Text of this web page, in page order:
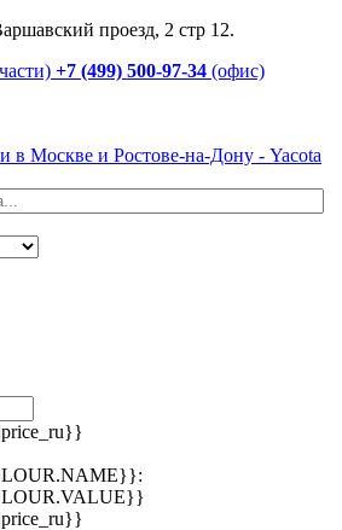
проезд, 2 стр 12.
+7 (499) 500-97-34 (офис)